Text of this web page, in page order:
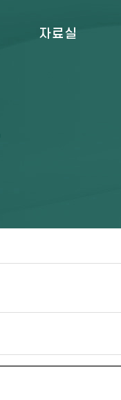
자료실